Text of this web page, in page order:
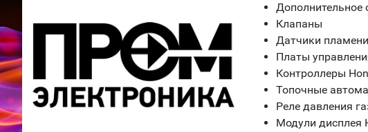
Дополнительное
Клапаны
Датчики
Платы
Контроллеры
Топочные
Реле давления
Модули дисплея